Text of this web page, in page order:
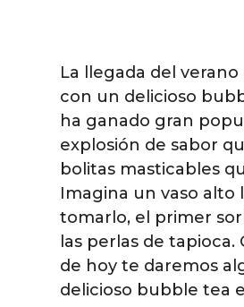
La llegada del
con un delicioso
ha ganado gran
explosión de sabor
bolitas masticables
Imagina un vaso alto
tomarlo, el primer
las perlas de
de hoy te daremos
delicioso bubble tea